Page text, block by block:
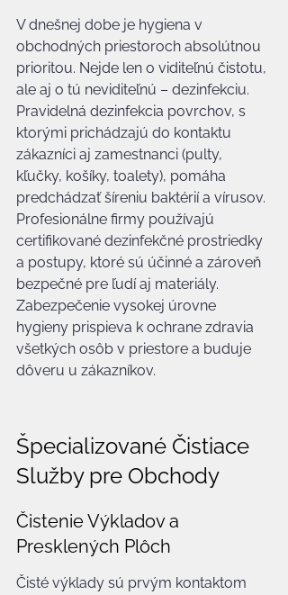
V dnešnej dobe je hygiena v
obchodných priestoroch absolútnou
prioritou. Nejde len o viditeľnú čistotu,
ale aj o tú neviditeľnú – dezinfekciu.
Pravidelná dezinfekcia povrchov, s
ktorými prichádzajú do kontaktu
zákazníci aj zamestnanci (pulty,
kľučky, košíky, toalety), pomáha
predchádzať šíreniu baktérií a vírusov.
Profesionálne firmy používajú
certifikované dezinfekčné prostriedky
a postupy, ktoré sú účinné a zároveň
bezpečné pre ľudí aj materiály.
Zabezpečenie vysokej úrovne
hygieny prispieva k ochrane zdravia
všetkých osôb v priestore a buduje
dôveru u zákazníkov.
Špecializované Čistiace
Služby pre Obchody
Čistenie Výkladov a
Presklených Plôch
Čisté výklady sú prvým kontaktom